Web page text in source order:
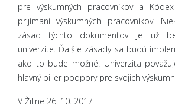
pre výskumných pracovníkov a
prijímaní výskumných pracovníkov.
zásad týchto dokumentov je už
univerzite. Ďalšie zásady sa budú
ako to bude možné. Univerzita
hlavný pilier podpory pre svojich
V Žiline 26. 10. 2017